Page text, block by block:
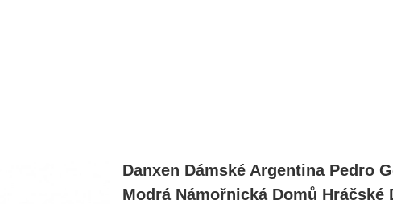
Danxen Dámské Argentina Pedro
Modrá Námořnická Domů Hráčské